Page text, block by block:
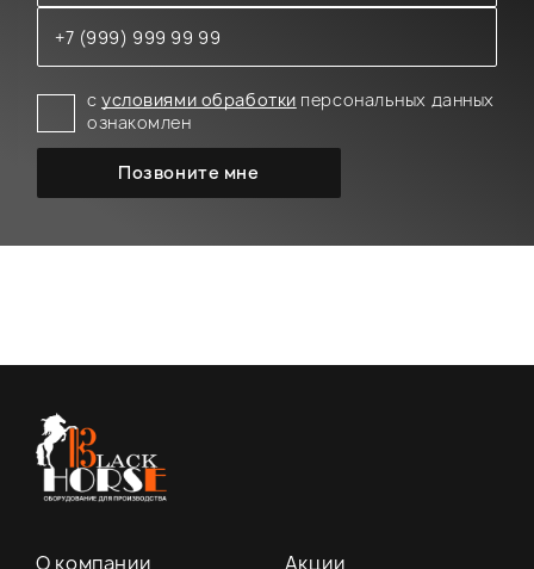
сусловиями обработки персональных данных
ознакомлен
О компании
Акции